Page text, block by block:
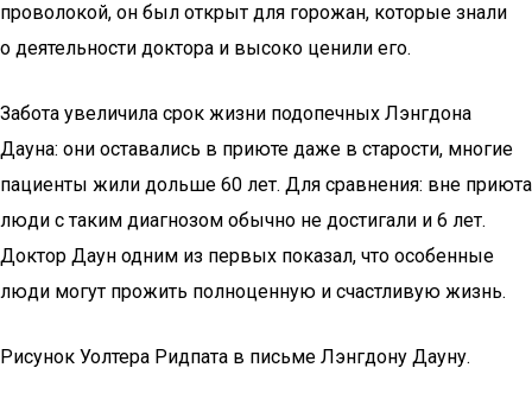
проволокой, он был открыт для горожан, которые знали
о деятельности доктора и высоко ценили его.
Забота увеличила срок жизни подопечных Лэнгдона
Дауна: они оставались в приюте даже в старости, многие
пациенты жили дольше 60 лет. Для сравнения: вне приюта
люди с таким диагнозом обычно не достигали и 6 лет.
Доктор Даун одним из первых показал, что особенные
люди могут прожить полноценную и счастливую жизнь.
Рисунок Уолтера Ридпата в письме Лэнгдону Дауну.